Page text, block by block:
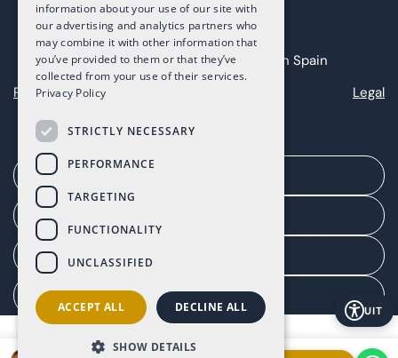
Copyright 2025 The Art of Living in Spain
Privacy
Legal
Toestemming beheren
UIT
information about your use of our site with
our advertising and analytics partners who
may combine it with other information that
you’ve provided to them or that they’ve
collected from your use of their services.
Privacy Policy
STRICTLY NECESSARY
PERFORMANCE
TARGETING
FUNCTIONALITY
UNCLASSIFIED
ACCEPT ALL DECLINE ALL
SHOW DETAILS